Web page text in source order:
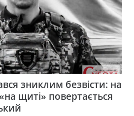
зниклим безвісти: на
щиті» повертається